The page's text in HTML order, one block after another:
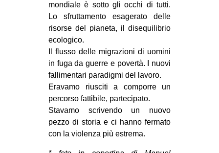
mondiale è sotto gli occhi di tutti.
Lo sfruttamento esagerato delle
risorse del pianeta, il disequilibrio
ecologico.
Il flusso delle migrazioni di uomini
in fuga da guerre e povertà. I nuovi
fallimentari paradigmi del lavoro.
Eravamo riusciti a comporre un
percorso fattibile, partecipato.
Stavamo scrivendo un nuovo
pezzo di storia e ci hanno fermato
con la violenza più estrema.